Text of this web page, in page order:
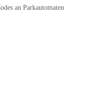
an Parkautomaten